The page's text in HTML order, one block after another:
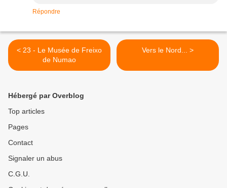
Répondre
< 23 - Le Musée de Freixo
de Numao
Vers le Nord... >
Hébergé par Overblog
Top articles
Pages
Contact
Signaler un abus
C.G.U.